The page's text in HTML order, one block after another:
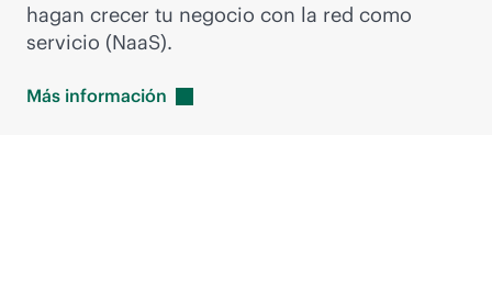
hagan crecer tu negocio con la red como
servicio (NaaS).
Más información